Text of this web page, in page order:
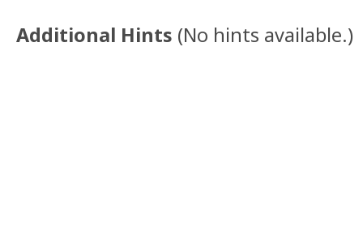
Additional Hints (No hints available.)